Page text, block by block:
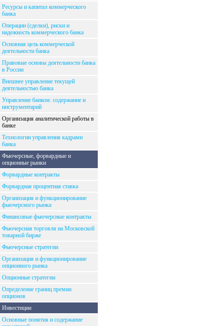
Ресурсы и капитал коммерческого
банка
Операции (сделки), риски и
надежность коммерческого банка
Основная цель коммерческой
деятельности банка
Правовые основы деятельности банка
в России
Внешнее управление текущей
деятельностью банка
Управление банком: содержание и
инструментарий
Организация аналитической работы в
банке
Технологии управления кадрами
банка
Фьючерсные, форвардные и
опционные рынки
Форвардные контракты
Форвардная процентная ставка
Организация и функционирование
фьючерсного рынка
Финансовые фьючерсные контракты
Фьючерсная торговля на Московской
товарной бирже
Фьючерсные стратегии
Организация и функционирование
опционного рынка
Опционные стратегии
Определение границ премии
опционов
Инвестиции
Основные понятия и содержание